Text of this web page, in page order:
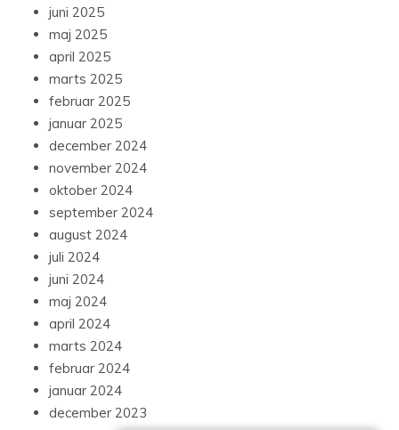
juni 2025
maj 2025
april 2025
marts 2025
februar 2025
januar 2025
december 2024
november 2024
oktober 2024
september 2024
august 2024
juli 2024
juni 2024
maj 2024
april 2024
marts 2024
februar 2024
januar 2024
december 2023